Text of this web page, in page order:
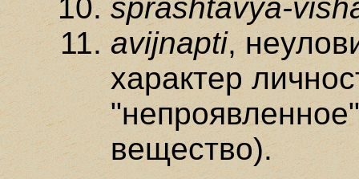
sprashtavya-
avijnapti,
характер
вещество).